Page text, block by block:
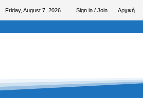
Friday, August 7, 2026 Sign in / Join Αρχική